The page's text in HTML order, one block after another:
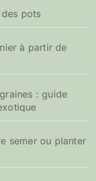
pots
à partir de
: guide
semer ou planter